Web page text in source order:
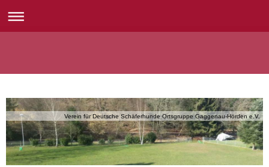
Verein für Deutsche Schäferhunde Ortsgruppe Gaggenau-Hörden e.V.